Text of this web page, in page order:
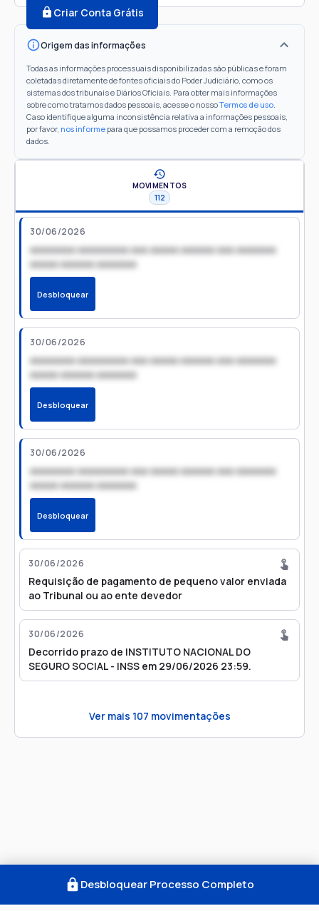
Criar Conta Grátis
Origem das informações
Todas as informações processuais disponibilizadas são públicas e foram
coletadas diretamente de fontes oficiais do Poder Judiciário, como os
sistemas dos tribunais e Diários Oficiais. Para obter mais informações
sobre como tratamos dados pessoais, acesse o nossoTermos de uso.
Caso identifique alguma inconsistência relativa a informações pessoais,
por favor, nos informe para que possamos proceder com a remoção dos
dados.
MOVIMENTOS
112
30/06/2026
xxxxxxxx xxxxxxxxx xxx xxxxx xxxxxx xxx xxxxxxx
xxxxx xxxxxx xxxxxxx
Desbloquear
30/06/2026
xxxxxxxx xxxxxxxxx xxx xxxxx xxxxxx xxx xxxxxxx
xxxxx xxxxxx xxxxxxx
Desbloquear
30/06/2026
xxxxxxxx xxxxxxxxx xxx xxxxx xxxxxx xxx xxxxxxx
xxxxx xxxxxx xxxxxxx
Desbloquear
30/06/2026
Requisição de pagamento de pequeno valor enviada
ao Tribunal ou ao ente devedor
30/06/2026
Decorrido prazo de INSTITUTO NACIONAL DO
SEGURO SOCIAL - INSS em 29/06/2026 23:59.
Ver mais 107 movimentações
Desbloquear Processo Completo